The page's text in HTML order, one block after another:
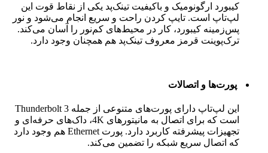
کیبورد ارگونومیک و باکیفیت تینک‌پد یکی از نقاط قوت این
لپ‌تاپ است. تایپ کردن راحت و سریع انجام می‌شود و نور
پس‌زمینه کیبورد، کار در محیط‌های کم‌نور را آسان می‌کند.
ترک‌پوینت قرمز معروف تینک‌پد هم همچنان وجود دارد.
پورت‌ها و اتصالات
این لپ‌تاپ دارای پورت‌های متنوعی از جمله Thunderbolt 3
است که برای اتصال به مانیتورهای 4K، داک‌های حرفه‌ای و
تجهیزات پیشرفته کاربرد دارد. پورت Ethernet هم وجود دارد
که اتصال سریع شبکه را تضمین می‌کند.